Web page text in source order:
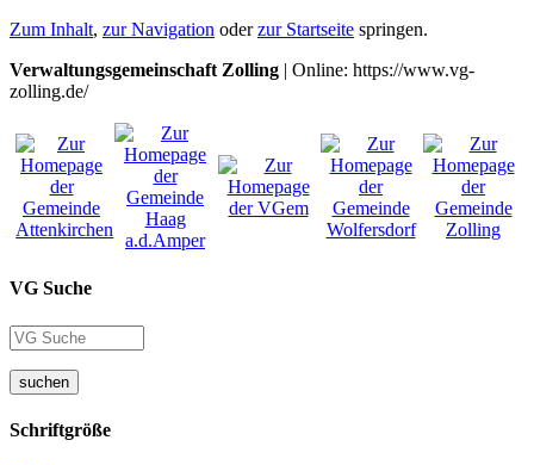
Zum Inhalt, zur Navigation oderzur Startseite springen.
Verwaltungsgemeinschaft Zolling | Online: https://www.vg-
zolling.de/
VG Suche
suchen
Schriftgröße